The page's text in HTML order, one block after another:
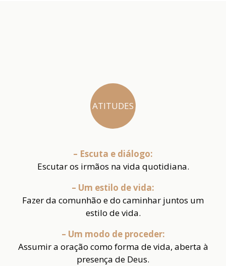
ATITUDES
– Escuta e diálogo:
Escutar os irmãos na vida quotidiana.
– Um estilo de vida:
Fazer da comunhão e do caminhar juntos um
estilo de vida.
– Um modo de proceder:
Assumir a oração como forma de vida, aberta à
presença de Deus.